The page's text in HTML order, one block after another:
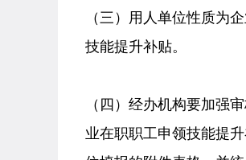
（三）用人单位性质为
技能提升补贴。
（四）经办机构要加强
业在职职工申领技能提